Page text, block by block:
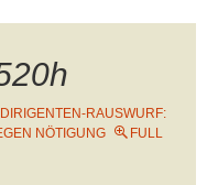
RAUSWURF:
NÖTIGUNG
FULL